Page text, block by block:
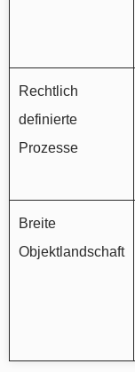
Rechtlich
definierte
Prozesse
Breite
Objektlandschaft